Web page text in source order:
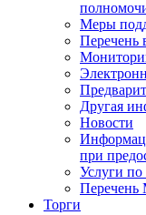
Меры
Перечень
Другая
Новости
при
Услуги
Торги